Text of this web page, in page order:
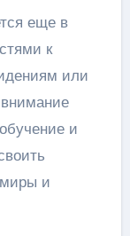
еще в
к
или
и
и